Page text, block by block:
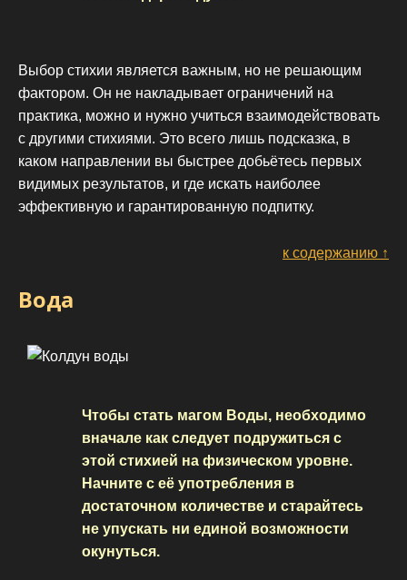
Выбор стихии является важным, но не решающим
фактором. Он не накладывает ограничений на
практика, можно и нужно учиться взаимодействовать
с другими стихиями. Это всего лишь подсказка, в
каком направлении вы быстрее добьётесь первых
видимых результатов, и где искать наиболее
эффективную и гарантированную подпитку.
к содержанию ↑
Вода
Чтобы стать магом Воды, необходимо
вначале как следует подружиться с
этой стихией на физическом уровне.
Начните с её употребления в
достаточном количестве и старайтесь
не упускать ни единой возможности
окунуться.